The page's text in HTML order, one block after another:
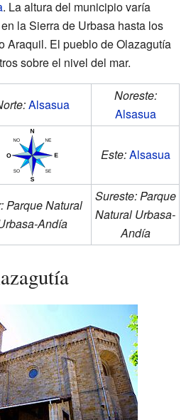
. La altura del municipio varía
la Sierra de Urbasa hasta los
Araquil. El pueblo de Olazagutía
sobre el nivel del mar.
Alsasua
Noreste:
Alsasua
Este:Alsasua
Parque Natural
Andía
Sureste:Parque
Natural Urbasa-
Andía